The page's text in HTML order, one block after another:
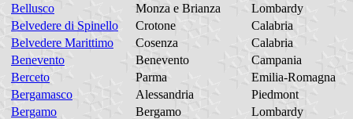
Bellusco
Monza e Brianza
Lombardy
Belvedere di Spinello
Crotone
Calabria
Belvedere Marittimo
Cosenza
Calabria
Benevento
Benevento
Campania
Berceto
Parma
Emilia-Romagna
Bergamasco
Alessandria
Piedmont
Bergamo
Bergamo
Lombardy